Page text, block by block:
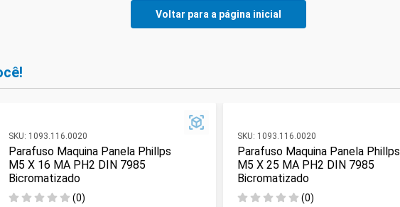
Voltar para a página inicial
SKU: 1093.116.0020
Parafuso Maquina Panela Phillps
M5 X 16 MA PH2 DIN 7985
Bicromatizado
(0)
SKU: 1093.116.0020
Parafuso Maquina Panela Phillps
M5 X 25 MA PH2 DIN 7985
Bicromatizado
(0)